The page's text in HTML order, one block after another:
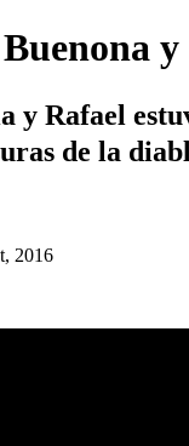
Rafael
de la
2016